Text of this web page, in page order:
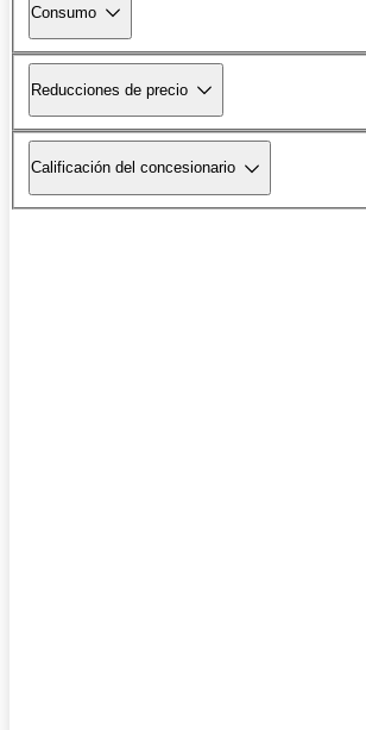
Consumo
Reducciones de precio
Calificación del concesionario